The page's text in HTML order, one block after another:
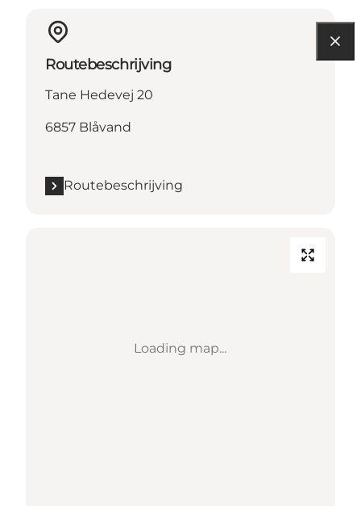
Routebeschrijving
Tane Hedevej 20
6857 Blåvand
Routebeschrijving
Loading map...